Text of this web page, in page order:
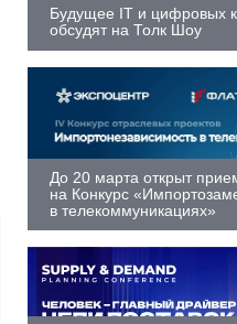
Будущее IT и цифровых
обсудят на Толк Шоу
До 20 марта открыт
на Конкурс
в телекоммуникациях»